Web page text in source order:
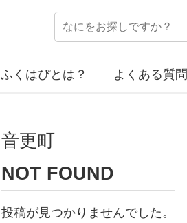
ふくはぴとは？ よくある質問
音更町
NOT FOUND
投稿が見つかりませんでした。